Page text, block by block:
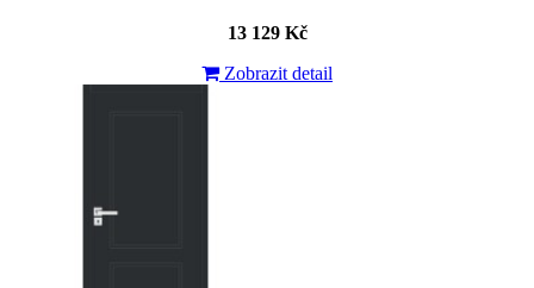
13 129 Kč
Zobrazit detail